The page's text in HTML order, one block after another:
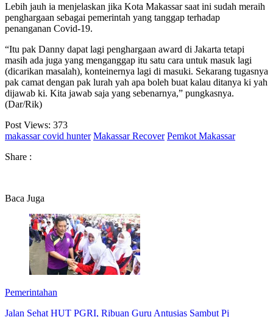
Lebih jauh ia menjelaskan jika Kota Makassar saat ini sudah meraih
penghargaan sebagai pemerintah yang tanggap terhadap
penanganan Covid-19.
“Itu pak Danny dapat lagi penghargaan award di Jakarta tetapi
masih ada juga yang menganggap itu satu cara untuk masuk lagi
(dicarikan masalah), konteinernya lagi di masuki. Sekarang tugasnya
pak camat dengan pak lurah yah apa boleh buat kalau ditanya ki yah
dijawab ki. Kita jawab saja yang sebenarnya,” pungkasnya.
(Dar/Rik)
Post Views: 373
makassar covid hunter Makassar Recover Pemkot Makassar
Share :
Baca Juga
Pemerintahan
Jalan Sehat HUT PGRI, Ribuan Guru Antusias Sambut Pj